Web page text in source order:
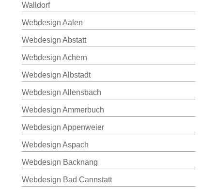
Walldorf
Webdesign Aalen
Webdesign Abstatt
Webdesign Achern
Webdesign Albstadt
Webdesign Allensbach
Webdesign Ammerbuch
Webdesign Appenweier
Webdesign Aspach
Webdesign Backnang
Webdesign Bad Cannstatt